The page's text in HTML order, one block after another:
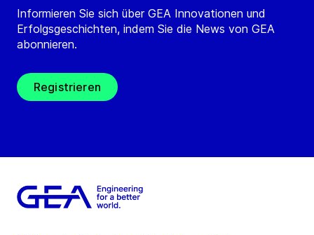
Informieren Sie sich über GEA Innovationen und
Erfolgsgeschichten, indem Sie die News von GEA
abonnieren.
Registrieren